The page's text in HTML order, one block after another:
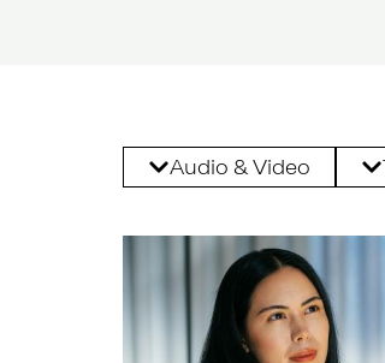
Audio & Video